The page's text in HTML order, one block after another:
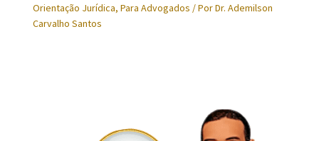
Orientação Jurídica, Para Advogados / PorDr. Ademilson
Carvalho Santos